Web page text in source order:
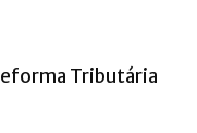
Tributária